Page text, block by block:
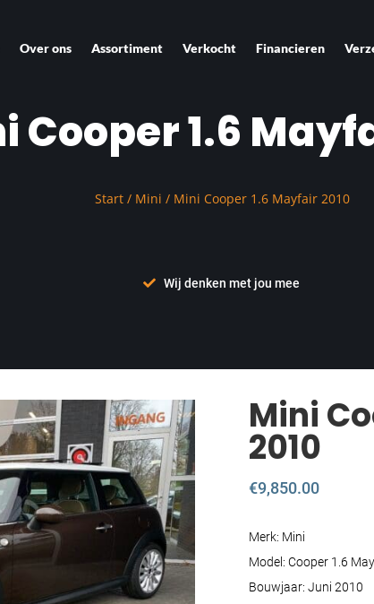
Over ons Assortiment Verkocht Financieren
Cooper 1.6
Start/ Mini / Mini Cooper 1.6 Mayfair 2010
Wij denken met jou mee
Mini
2010
€9,850.00
Merk: Mini
Model: Cooper 1.6
Bouwjaar: Juni 2010